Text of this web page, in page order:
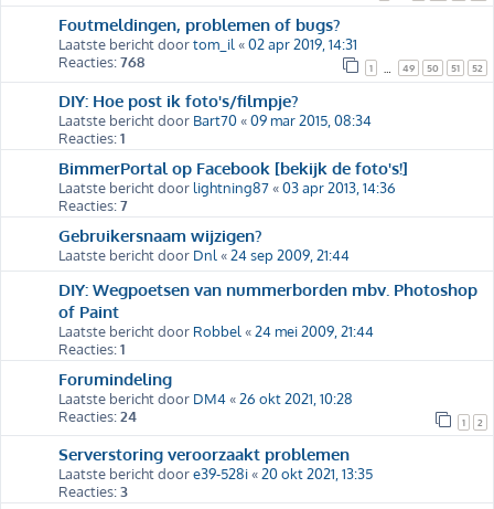
Foutmeldingen, problemen of bugs?
Laatste bericht doortom_il «02 apr 2019, 14:31
Reacties:768 1 49 50 51 52
DIY: Hoe post ik foto's/filmpje?
Laatste bericht door Bart70«09 mar 2015, 08:34
Reacties:1
BimmerPortal op Facebook [bekijk de foto's!]
Laatste bericht door lightning87«03 apr 2013, 14:36
Reacties:7
Gebruikersnaam wijzigen?
Laatste bericht door Dnl «24 sep 2009, 21:44
DIY: Wegpoetsen van nummerborden mbv. Photoshop
of Paint
Laatste bericht door Robbel «24 mei 2009, 21:44
Reacties:1
Forumindeling
Laatste bericht door DM4«26 okt 2021, 10:28
Reacties:24 1 2
Serverstoring veroorzaakt problemen
Laatste bericht doore39-528i«20 okt 2021, 13:35
Reacties:3